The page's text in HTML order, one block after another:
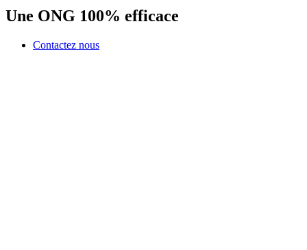
Une ONG 100% efficace
Contactez nous